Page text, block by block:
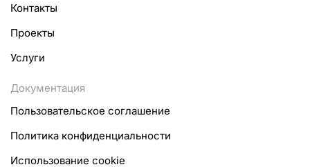
Контакты
Проекты
Услуги
Документация
Пользовательское соглашение
Политика конфиденциальности
Использование cookie